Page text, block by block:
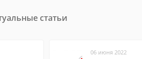
статьи
06 июня 2022